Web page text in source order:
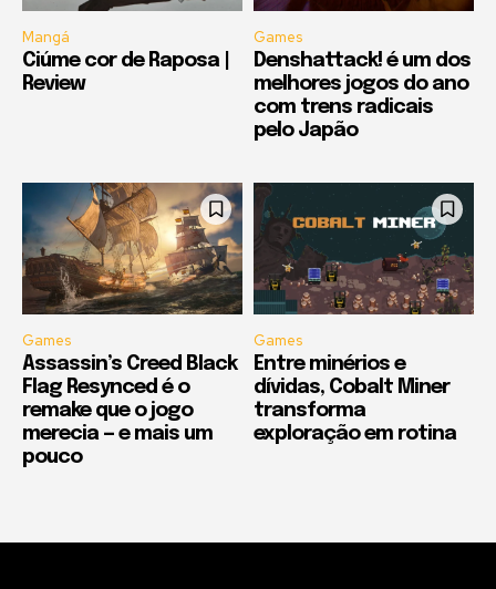
Mangá
Ciúme cor de Raposa |
Review
Games
Denshattack! é um dos
melhores jogos do ano
com trens radicais
pelo Japão
Games
Assassin’s Creed Black
Flag Resynced é o
remake que o jogo
merecia — e mais um
pouco
Games
Entre minérios e
dívidas, Cobalt Miner
transforma
exploração em rotina